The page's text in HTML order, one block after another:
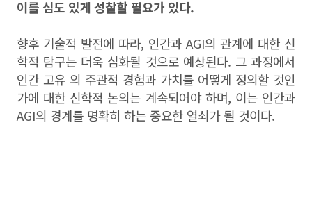
이를 심도 있게 성찰할 필요가 있다.
향후 기술적 발전에 따라, 인간과 AGI의 관계에 대한 신
학적 탐구는 더욱 심화될 것으로 예상된다. 그 과정에서
인간 고유 의 주관적 경험과 가치를 어떻게 정의할 것인
가에 대한 신학적 논의는 계속되어야 하며, 이는 인간과
AGI의 경계를 명확히 하는 중요한 열쇠가 될 것이다.